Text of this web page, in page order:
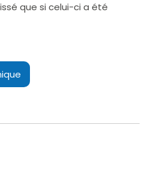
que si celui-ci a été